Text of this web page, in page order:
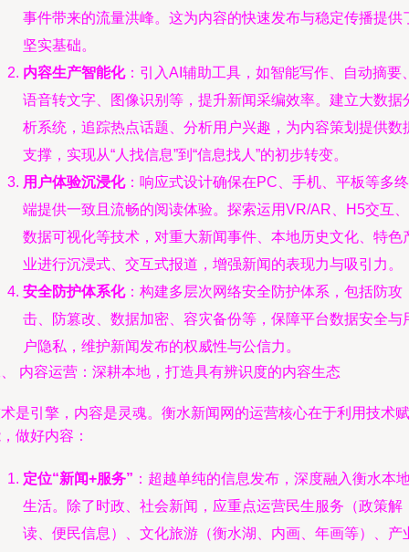
事件带来的流量洪峰。这为内容的快速发布与稳定传播提供
坚实基础。
内容生产智能化：引入AI辅助工具，如智能写作、自动摘要
语音转文字、图像识别等，提升新闻采编效率。建立大数据
析系统，追踪热点话题、分析用户兴趣，为内容策划提供数
支撑，实现从“人找信息”到“信息找人”的初步转变。
用户体验沉浸化：响应式设计确保在PC、手机、平板等多终
端提供一致且流畅的阅读体验。探索运用VR/AR、H5交互、
数据可视化等技术，对重大新闻事件、本地历史文化、特色
业进行沉浸式、交互式报道，增强新闻的表现力与吸引力。
安全防护体系化：构建多层次网络安全防护体系，包括防攻
击、防篡改、数据加密、容灾备份等，保障平台数据安全与
户隐私，维护新闻发布的权威性与公信力。
内容运营：深耕本地，打造具有辨识度的内容生态
是引擎，内容是灵魂。衡水新闻网的运营核心在于利用技术赋
做好内容：
定位“新闻+服务” ：超越单纯的信息发布，深度融入衡水本
生活。除了时政、社会新闻，应重点运营民生服务（政策解
读、便民信息）、文化旅游（衡水湖、内画、年画等）、产